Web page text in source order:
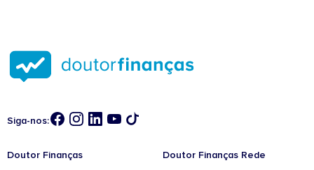
Siga-nos:
Doutor Finanças Doutor Finanças Rede